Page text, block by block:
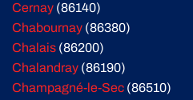
Cernay (86140)
Chabournay (86380)
Chalais (86200)
Chalandray (86190)
Champagné-le-Sec (86510)